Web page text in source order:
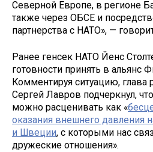
Северной Европе, в регионе
также через ОБСЕ и
партнерства с НАТО», —
Ранее генсек НАТО Йенс
готовности принять в
Комментируя ситуацию,
Сергей Лавров подчеркнул,
можно расценивать как «
оказания внешнего давления
и Швеции, с которыми нас
дружеские отношения».